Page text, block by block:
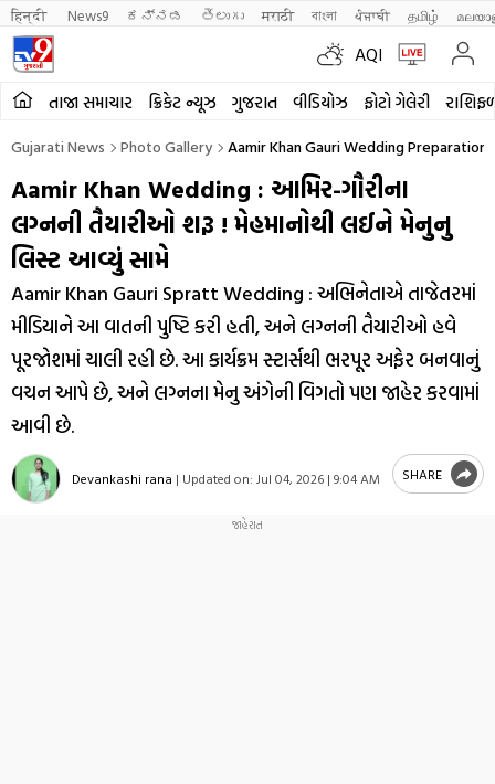
हिन्दी News9 ಕನ್ನಡ తెలుగు मराठी বাংলা ਪੰਜਾਬੀ தமிழ்
AQI
તાજા સમાચાર ક્રિકેટ ન્યૂઝ ગુજરાત વીડિયોઝ ફોટો ગેલેરી
Gujarati News Photo Gallery Aamir Khan Gauri Wedding
Aamir Khan Wedding : આમિર-ગૌરીના
લગ્નની તૈયારીઓ શરૂ ! મેહમાનોથી લઈને મેનુનુ
લિસ્ટ આવ્યું સામે
Aamir Khan Gauri Spratt Wedding : અભિનેતાએ તાજેતરમાં
મીડિયાને આ વાતની પુષ્ટિ કરી હતી, અને લગ્નની તૈયારીઓ હવે
પૂરજોશમાં ચાલી રહી છે. આ કાર્યક્રમ સ્ટાર્સથી ભરપૂર અફેર બનવાનું
વચન આપે છે, અને લગ્નના મેનુ અંગેની વિગતો પણ જાહેર કરવામાં
આવી છે.
Devankashi rana | Updated on: Jul 04, 2026 | 9:04 AM SHARE